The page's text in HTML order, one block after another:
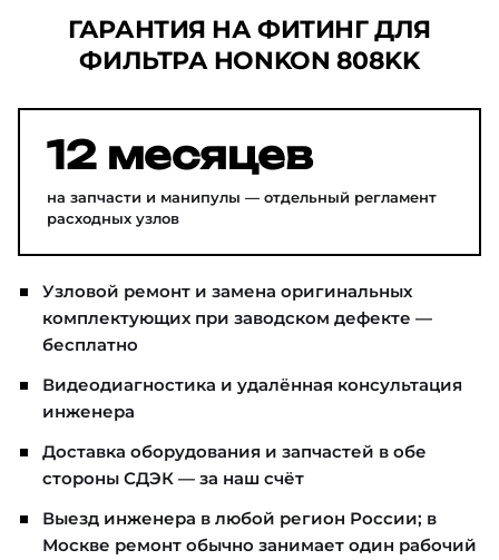
ГАРАНТИЯ НА ФИТИНГ ДЛЯ
ФИЛЬТРА HONKON 808KK
12 месяцев
на запчасти и манипулы — отдельный регламент
расходных узлов
Узловой ремонт и замена оригинальных
комплектующих при заводском дефекте —
бесплатно
Видеодиагностика и удалённая консультация
инженера
Доставка оборудования и запчастей в обе
стороны СДЭК — за наш счёт
Выезд инженера в любой регион России; в
Москве ремонт обычно занимает один рабочий